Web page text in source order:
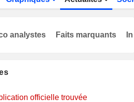
officielle trouvée
analystes Faits marquants